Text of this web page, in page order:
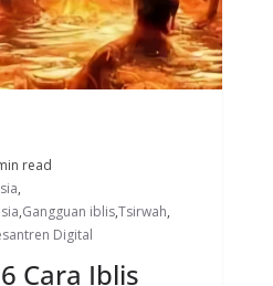
read
,
,Gangguan iblis,Tsirwah,
Digital
Cara Iblis